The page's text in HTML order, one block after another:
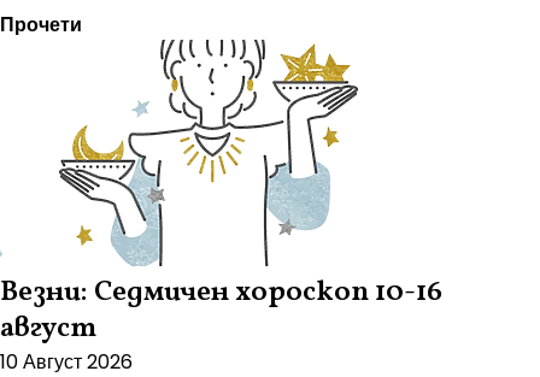
Прочети
Везни: Седмичен хороскоп 10-16
август
10 Август 2026